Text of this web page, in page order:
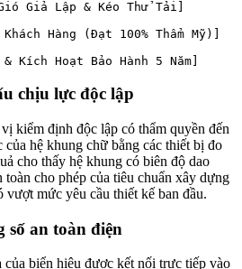
Giả Lập & Kéo Thử Tải]
Hàng (Đạt 100% Thẩm Mỹ)]
chịu lực độc lập
kiểm định độc lập có thẩm quyền đến
hệ khung chữ bằng các thiết bị đo
cho thấy hệ khung có biên độ dao
cho phép của tiêu chuẩn xây dựng
mức yêu cầu thiết kế ban đầu.
số an toàn điện
của biển hiệu được kết nối trực tiếp vào